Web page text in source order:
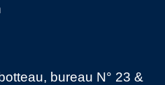
bureau N° 23 &